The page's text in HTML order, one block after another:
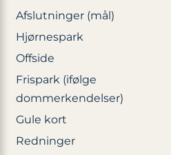
Afslutninger (mål)
Hjørnespark
Offside
Frispark (ifølge
dommerkendelser)
Gule kort
Redninger